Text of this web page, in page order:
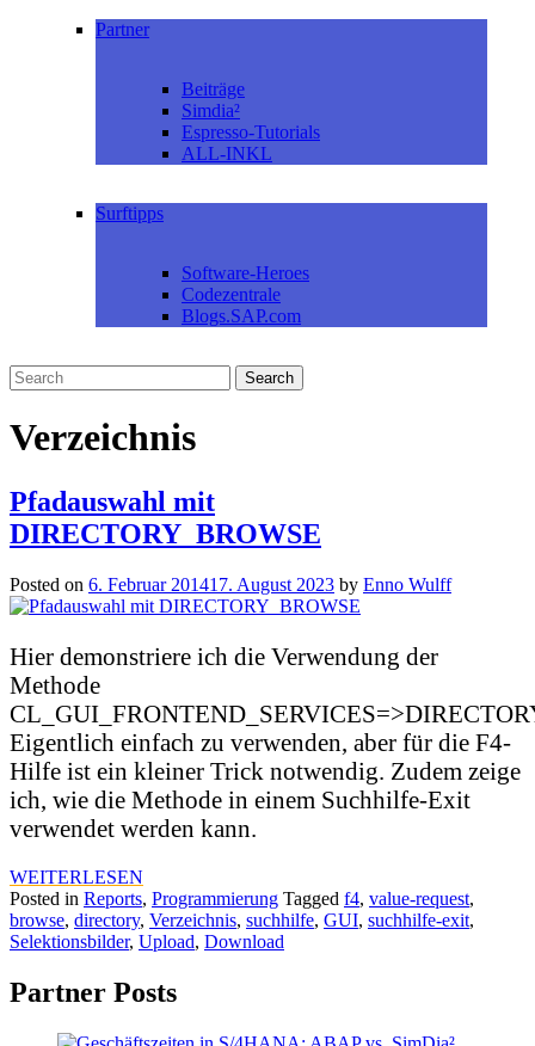
Partner
Beiträge
Simdia²
Espresso-Tutorials
ALL-INKL
Surftipps
Software-Heroes
Codezentrale
Blogs.SAP.com
Verzeichnis
Pfadauswahl mit
DIRECTORY_BROWSE
Posted on 6. Februar 201417. August 2023 by Enno Wulff
Hier demonstriere ich die Verwendung der
Methode
Eigentlich einfach zu verwenden, aber für die F4-
Hilfe ist ein kleiner Trick notwendig. Zudem zeige
ich, wie die Methode in einem Suchhilfe-Exit
verwendet werden kann.
WEITERLESEN
Posted in Reports, Programmierung Tagged f4, value-request,
browse, directory, Verzeichnis, suchhilfe, GUI, suchhilfe-exit,
Selektionsbilder, Upload, Download
Partner Posts